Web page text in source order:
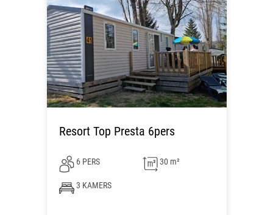
Resort Top Presta 6pers
6 PERS 30 m²
3 KAMERS